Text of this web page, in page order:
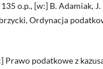
o.p., [w:] B. Adamiak, J.
Ordynacja
Prawo podatkowe z